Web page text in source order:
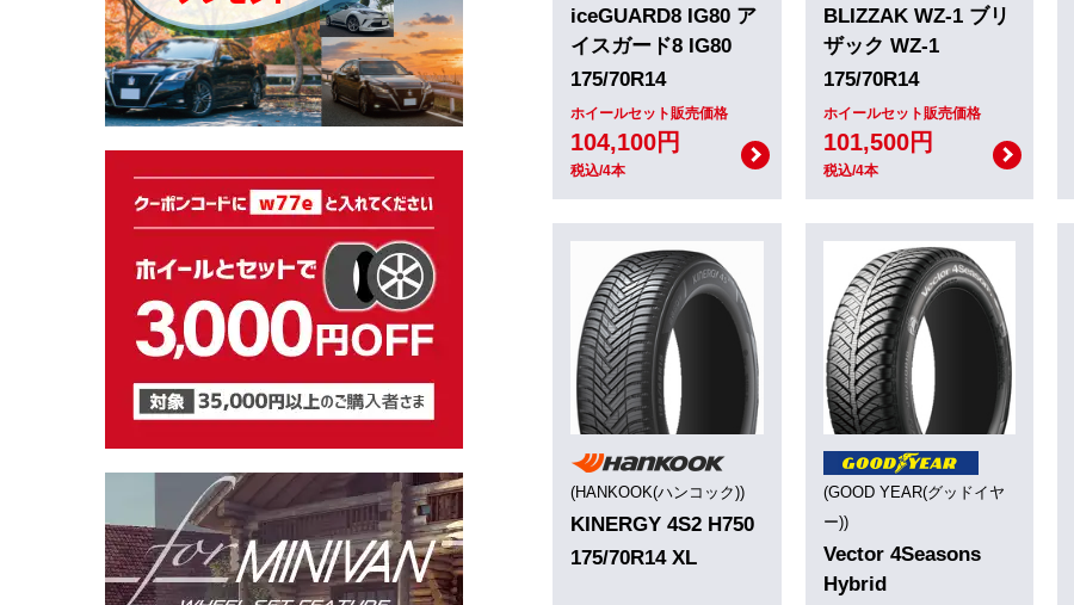
iceGUARD8 IG80 ア
イスガード8 IG80
175/70R14
ホイールセット販売価格
104,100円
税込/4本
BLIZZAK WZ-1 ブリ
ザック WZ-1
175/70R14
ホイールセット販売価格
101,500円
税込/4本
(HANKOOK(ハンコック))
KINERGY 4S2 H750
175/70R14 XL
(GOOD YEAR(グッドイヤ
ー))
Vector 4Seasons
Hybrid